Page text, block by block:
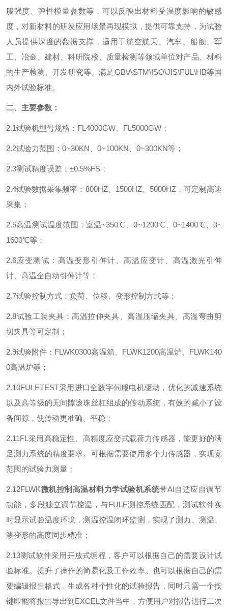
服强度、弹性模量参数等，可以反映出材料受温度影响的敏感
度，对新材料的研发应用场景再现模拟，提供可靠支持，为试验
人员提供深度的数据支撑，适用于航空航天、汽车、船舰、军
工、冶金、建材、科研院校、质量检测等领域单位对产品、材料
的生产检测、开发研究等。满足GB\ASTM\ISO\JIS\FUL\HB等国
内外试验标准。
二、主要参数：
2.1试验机型号规格： FL4000GW FL5000GW ；
2.2试验力范围： 0~30KN 0~100KN 0~300KN等；
2.3测试精度误差：±0.5%FS ；
2.4试验数据采集频率： 800HZ、 1500HZ、 5000HZ，可定制高速
采集；
2.5高温测试温度范围：室温~350℃、 0~1200℃、0~1400℃、0~
1600℃等；
2.6应变测试：高温变形引伸计、高温应变计、高温激光引伸
计、高温全自动引伸计等；
2.7试验控制方式：负荷、位移、变形控制方式等；
2.8试验工装夹具：高温拉伸夹具、高温压缩夹具、高温弯曲剪
切夹具等可定制；
2.9试验附件： FLWK0300高温箱、 FLWK1200高温炉、 FLWK140
0高温炉等；
2.10FULETEST采用进口全数字伺服电机驱动，优化的减速系统
以及高等级的无间隙滚珠丝杠组成的传动系统，有效的减小了设
备间隙，使传动更准确、平稳；
2.11FL 采用高稳定性、高精度应变式载荷力传感器，能更好的满
足测力系统的精度要求。可根据需要使用多个力传感器，实现宽
范围的试验力测量；
2.12FLWK微机控制高温材料力学试验机系统带AI自适应自调节
功能，多段独立调节控温，与FULE测控系统匹配，测试软件实
时显示试验温度环境，测温控温闭环监测，实现了测力、测温、
测变形的高度同步精准；
2.13测试软件采用开放式编程，客户可以根据自己的需要设计试
验标准。 提升了操作的简易化及工作效率。也可以根据自己的需
要编辑报告格式，生成各种个性化的试验报告，同时只需一个按
键即能将报告导出到 EXCEL 文件当中，方便用户对报告进行二次